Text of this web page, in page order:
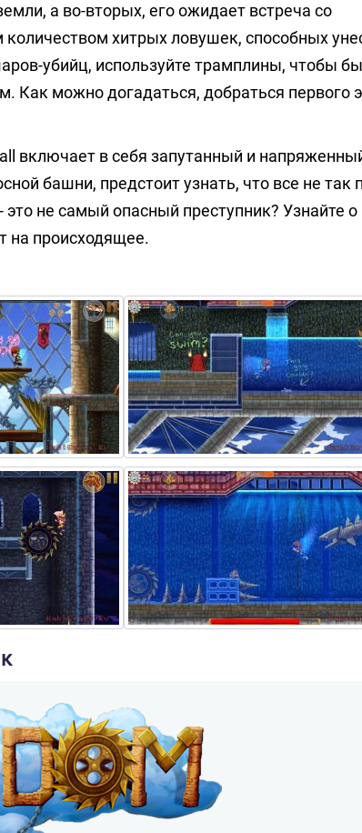
а во-вторых, его ожидает встреча со
хитрых ловушек, способных
убийц, используйте трамплины, чтобы
Как можно догадаться, добраться первого
включает в себя запутанный и
башни, предстоит узнать, что все не так
не самый опасный преступник? Узнайте о
на происходящее.